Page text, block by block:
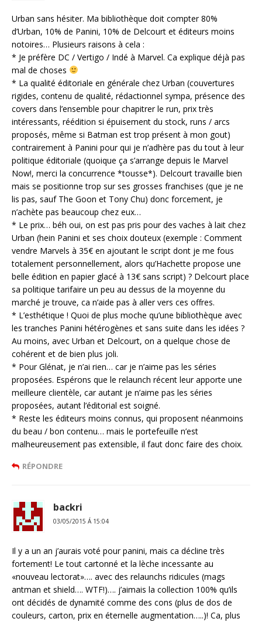
Urban sans hésiter. Ma bibliothèque doit compter 80%
d’Urban, 10% de Panini, 10% de Delcourt et éditeurs moins
notoires… Plusieurs raisons à cela :
* Je préfère DC / Vertigo / Indé à Marvel. Ca explique déjà pas
mal de choses
* La qualité éditoriale en générale chez Urban (couvertures
rigides, contenu de qualité, rédactionnel sympa, présence des
covers dans l’ensemble pour chapitrer le run, prix très
intéressants, réédition si épuisement du stock, runs / arcs
proposés, même si Batman est trop présent à mon gout)
contrairement à Panini pour qui je n’adhère pas du tout à leur
politique éditoriale (quoique ça s’arrange depuis le Marvel
Now!, merci la concurrence *tousse*). Delcourt travaille bien
mais se positionne trop sur ses grosses franchises (que je ne
lis pas, sauf The Goon et Tony Chu) donc forcement, je
n’achète pas beaucoup chez eux…
* Le prix… béh oui, on est pas pris pour des vaches à lait chez
Urban (hein Panini et ses choix douteux (exemple : Comment
vendre Marvels à 35€ en ajoutant le script dont je me fous
totalement personnellement, alors qu’Hachette propose une
belle édition en papier glacé à 13€ sans script) ? Delcourt place
sa politique tarifaire un peu au dessus de la moyenne du
marché je trouve, ca n’aide pas à aller vers ces offres.
* L’esthétique ! Quoi de plus moche qu’une bibliothèque avec
les tranches Panini hétérogènes et sans suite dans les idées ?
Au moins, avec Urban et Delcourt, on a quelque chose de
cohérent et de bien plus joli.
* Pour Glénat, je n’ai rien… car je n’aime pas les séries
proposées. Espérons que le relaunch récent leur apporte une
meilleure clientèle, car autant je n’aime pas les séries
proposées, autant l’éditorial est soigné.
* Reste les éditeurs moins connus, qui proposent néanmoins
du beau / bon contenu… mais le portefeuille n’est
malheureusement pas extensible, il faut donc faire des choix.
RÉPONDRE
backri
03/05/2015 Á 15:04
Il y a un an j’aurais voté pour panini, mais ca décline très
fortement! Le tout cartonné et la lèche incessante au
«nouveau lectorat»…. avec des relaunchs ridicules (mags
antman et shield…. WTF!)…. j’aimais la collection 100% qu’ils
ont décidés de dynamité comme des cons (plus de dos de
couleurs, carton, prix en éternelle augmentation…..)! Ca, plus